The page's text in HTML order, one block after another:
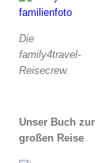
Die
family4travel-
Reisecrew.
Unser Buch zur
großen Reise